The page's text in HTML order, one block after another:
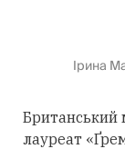
Ірина
Британський
лауреат